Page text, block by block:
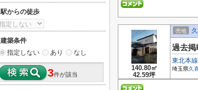
140.80㎡
42.59坪
売地
過去掲
東北本線
埼玉県久
駅からの徒歩
建築条件
指定しない
あり なし
3件が該当